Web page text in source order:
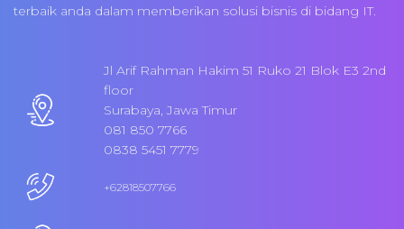
terbaik anda dalam memberikan solusi bisnis di bidang IT.
Jl Arif Rahman Hakim 51 Ruko 21 Blok E3 2nd
floor
Surabaya, Jawa Timur
081 850 7766
0838 5451 7779
+62818507766